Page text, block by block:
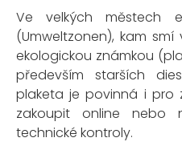
Ve velkých městech
(Umweltzonen), kam
ekologickou známkou
především starších
plaketa je povinná i pro
zakoupit online nebo
technické kontroly.